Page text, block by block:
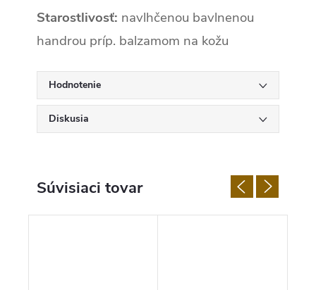
Starostlivosť: navlhčenou bavlnenou
handrou príp. balzamom na kožu
Hodnotenie
Diskusia
Súvisiaci tovar